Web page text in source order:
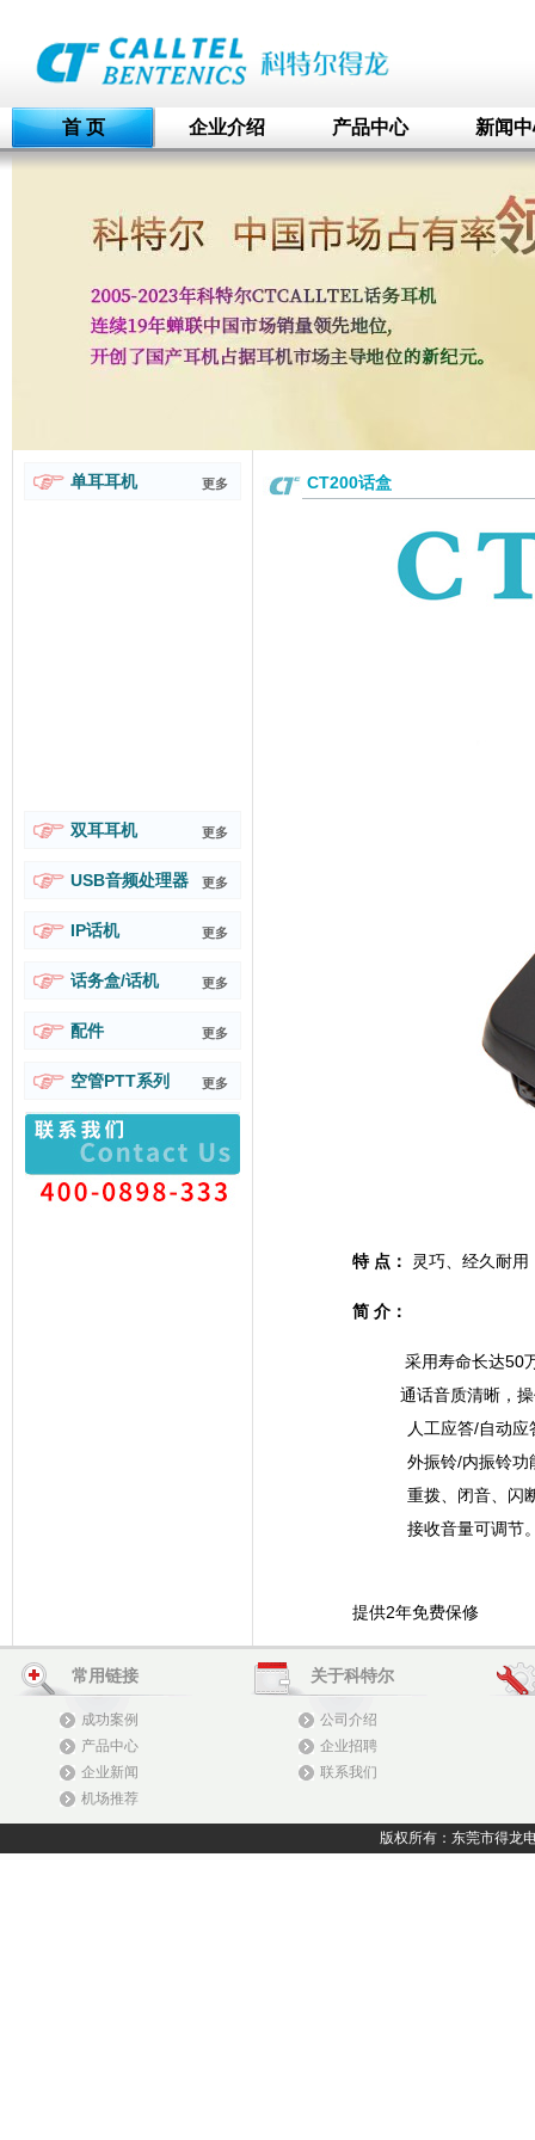
首 页 企业介绍 产品中心 新闻
单耳耳机 更多
双耳耳机 更多
USB音频处理器 更多
IP话机 更多
话务盒/话机 更多
配件 更多
空管PTT系列 更多
CT200话盒
特 点： 灵巧、经久耐用
简 介：
采用寿命长达50
通话音质清晰，
人工应答/自动应
外振铃/内振铃
重拨、闭音、闪
接收音量可调节
提供2年免费保修
常用链接
成功案例
产品中心
企业新闻
机场推荐
关于科特尔
公司介绍
企业招聘
联系我们
版权所有：东莞市得龙